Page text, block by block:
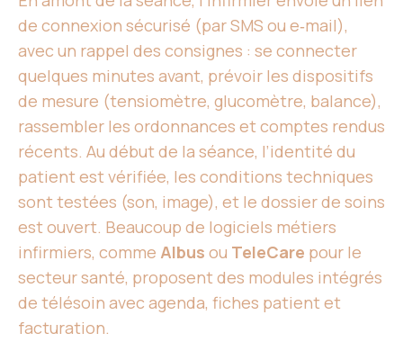
de connexion sécurisé (par SMS ou e‑mail),
avec un rappel des consignes : se connecter
quelques minutes avant, prévoir les dispositifs
de mesure (tensiomètre, glucomètre, balance),
rassembler les ordonnances et comptes rendus
récents. Au début de la séance, l’identité du
patient est vérifiée, les conditions techniques
sont testées (son, image), et le dossier de soins
est ouvert. Beaucoup de logiciels métiers
infirmiers, comme Albus ou TeleCare pour le
secteur santé, proposent des modules intégrés
de télésoin avec agenda, fiches patient et
facturation.